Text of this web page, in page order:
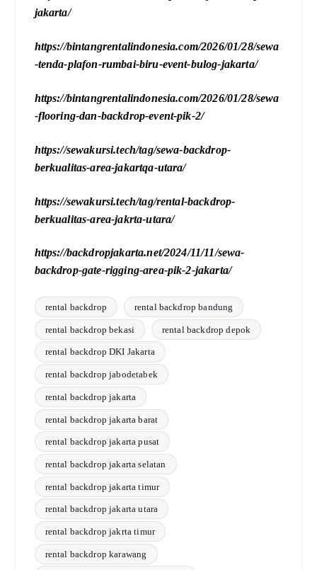
jakarta/
https://bintangrentalindonesia.com/2026/01/28/sewa
-tenda-plafon-rumbai-biru-event-bulog-jakarta/
https://bintangrentalindonesia.com/2026/01/28/sewa
-flooring-dan-backdrop-event-pik-2/
https://sewakursi.tech/tag/sewa-backdrop-
berkualitas-area-jakartqa-utara/
https://sewakursi.tech/tag/rental-backdrop-
berkualitas-area-jakrta-utara/
https://backdropjakarta.net/2024/11/11/sewa-
backdrop-gate-rigging-area-pik-2-jakarta/
rental backdrop rental backdrop bandung
rental backdrop bekasi rental backdrop depok
rental backdrop DKI Jakarta
rental backdrop jabodetabek
rental backdrop jakarta
rental backdrop jakarta barat
rental backdrop jakarta pusat
rental backdrop jakarta selatan
rental backdrop jakarta timur
rental backdrop jakarta utara
rental backdrop jakrta timur
rental backdrop karawang